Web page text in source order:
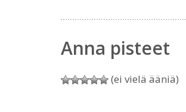
Anna pisteet
(ei vielä ääniä)